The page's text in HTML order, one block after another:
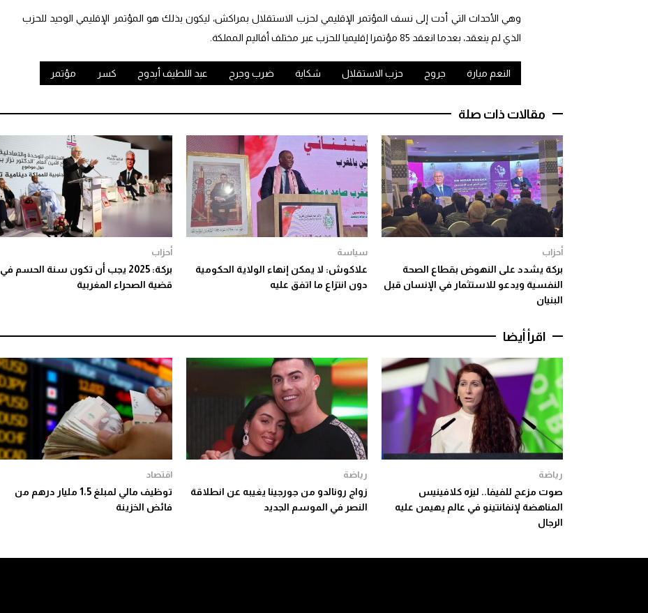
وهي الأحداث التي أدت إلى نسف المؤتمر الإقليمي لحزب الاستقلال بمراكش، ليكون بذلك هو المؤتمر الإقليمي الوحيد للحزب
الذي لم ينعقد، بعدما انعقد 85 مؤتمرا إقليميا للحزب عبر مختلف أقاليم المملكة.
النعم ميارة جروح حزب الاستقلال شكاية ضرب وجرح عبد اللطيف أبدوح كسر مؤتمر
مقالات ذات صلة
أحزاب
بركة يشدد على النهوض بقطاع الصحة
النفسية ويدعو للاستثمار في الإنسان قبل
البنيان
سياسة
علاكوش: لا يمكن إنهاء الولاية الحكومية
دون انتزاع ما اتفق عليه
أحزاب
بركة: 2025 يجب أن تكون سنة الحسم في
قضية الصحراء المغربية
اقرأ أيضا
رياضة
صوت مزعج للفيفا.. ليزه كلافينيس
المناهضة لإنفانتينو في عالم يهيمن عليه
الرجال
رياضة
زواج رونالدو من جورجينا يغيبه عن انطلاقة
النصر في الموسم الجديد
اقتصاد
توظيف مالي لمبلغ 1،5 مليار درهم من
فائض الخزينة